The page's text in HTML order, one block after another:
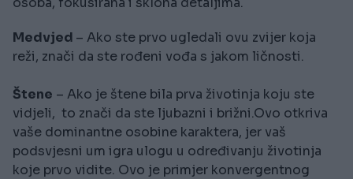
Medvjed – Ako ste prvo ugledali ovu zvijer koja
reži, znači da ste rođeni vođa s jakom ličnosti.
Štene – Ako je štene bila prva životinja koju ste
vidjeli, to znači da ste ljubazni i brižni.Ovo otkriva
vaše dominantne osobine karaktera, jer vaš
podsvjesni um igra ulogu u određivanju životinja
koje prvo vidite. Ovo je primjer konvergentnog